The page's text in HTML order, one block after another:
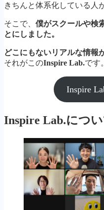
きちんと体系化している人
そこで、 僕がスクールや検
とにしました。
どこにもないリアルな情報
それがこのInspire Lab.です。
Inspire
Inspire Lab.につ